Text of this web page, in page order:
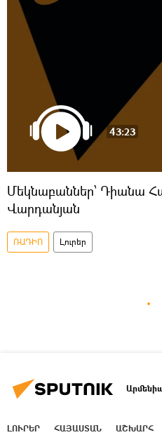
43:23
Մեկնաբաններ՝ Դիանա
Վարդանյան
ՌԱԴԻՈ Լուրեր
ԼՈՒՐԵՐ ՀԱՅԱՍՏԱՆ ԱՇԽԱՐՀ